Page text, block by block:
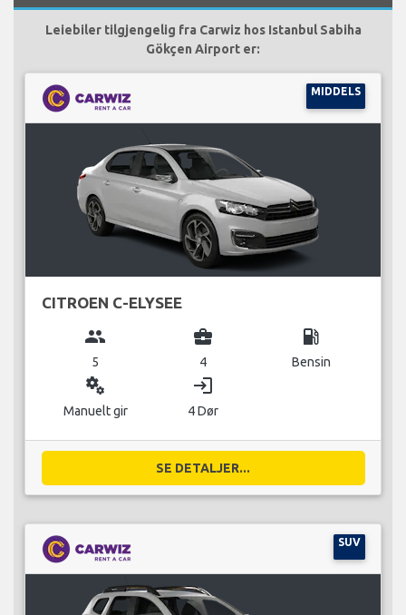
Leiebiler tilgjengelig fra Carwiz hos Istanbul Sabiha
Gökçen Airport er:
MIDDELS
CITROEN C-ELYSEE
group
5
business_center
4
local_gas_station
Bensin
miscellaneous_services
Manuelt gir
login
4 Dør
SE DETALJER...
SUV